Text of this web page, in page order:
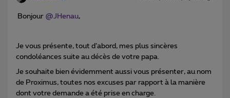
Bonjour ​ @JHenau,
Je vous présente, tout d’abord, mes plus sincères
condoléances suite au décès de votre papa.
Je souhaite bien évidemment aussi vous présenter, au nom
de Proximus, toutes nos excuses par rapport à la manière
dont votre demande a été prise en charge.